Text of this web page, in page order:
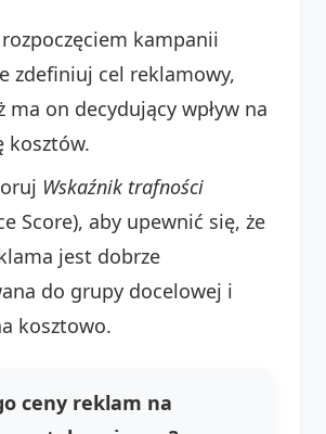
rozpoczęciem kampanii
zdefiniuj cel reklamowy,
ma on decydujący wpływ na
kosztów.
Wskaźnik trafności
Score), aby upewnić się, że
jest dobrze
do grupy docelowej i
kosztowo.
ceny reklam na